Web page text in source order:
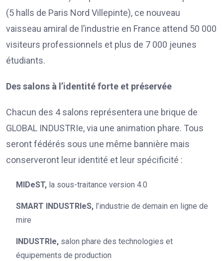
(5 halls de Paris Nord Villepinte), ce nouveau
vaisseau amiral de l’industrie en France attend 50 000
visiteurs professionnels et plus de 7 000 jeunes
étudiants.
Des salons à l’identité forte et préservée
Chacun des 4 salons représentera une brique de
GLOBAL INDUSTRIe, via une animation phare. Tous
seront fédérés sous une même bannière mais
conserveront leur identité et leur spécificité :
MIDeST, la sous-traitance version 4.0
SMART INDUSTRIeS, l’industrie de demain en ligne de
mire
INDUSTRIe, salon phare des technologies et
équipements de production